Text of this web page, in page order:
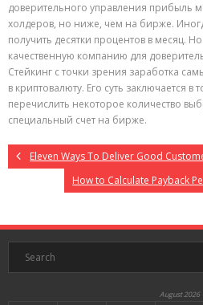
доверительного управления прибыль
холдеров, но ниже, чем на бирже.
получить десятки процентов в месяц.
качественную компанию для
Стейкинг с точки зрения заработка
в криптовалюту. Его суть заключается в
перечислить некоторое количество
специальный счет на бирже.
Eleven Ways To Deliver Good
How to Calculate Payback
August 2026